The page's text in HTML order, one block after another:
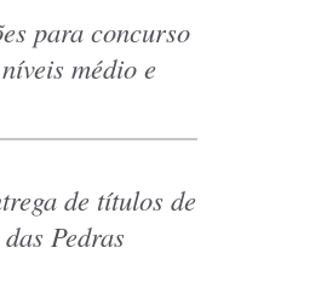
para concurso
médio e
de títulos de
Pedras